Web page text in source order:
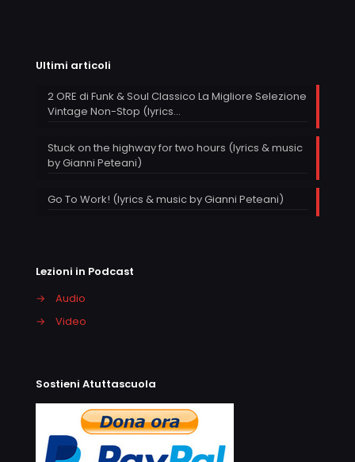
Ultimi articoli
2 ORE di Funk & Soul Classico La Migliore Selezione
Vintage Non-Stop (lyrics…
Stuck on the highway for two hours (lyrics & music
by Gianni Peteani)
Go To Work! (lyrics & music by Gianni Peteani)
Lezioni in Podcast
→
Audio
→
Video
Sostieni Atuttascuola